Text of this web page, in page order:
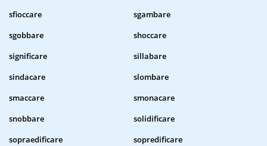
sfioccare
sgambare
sgobbare
shoccare
significare
sillabare
sindacare
slombare
smaccare
smonacare
snobbare
solidificare
sopraedificare
sopredificare